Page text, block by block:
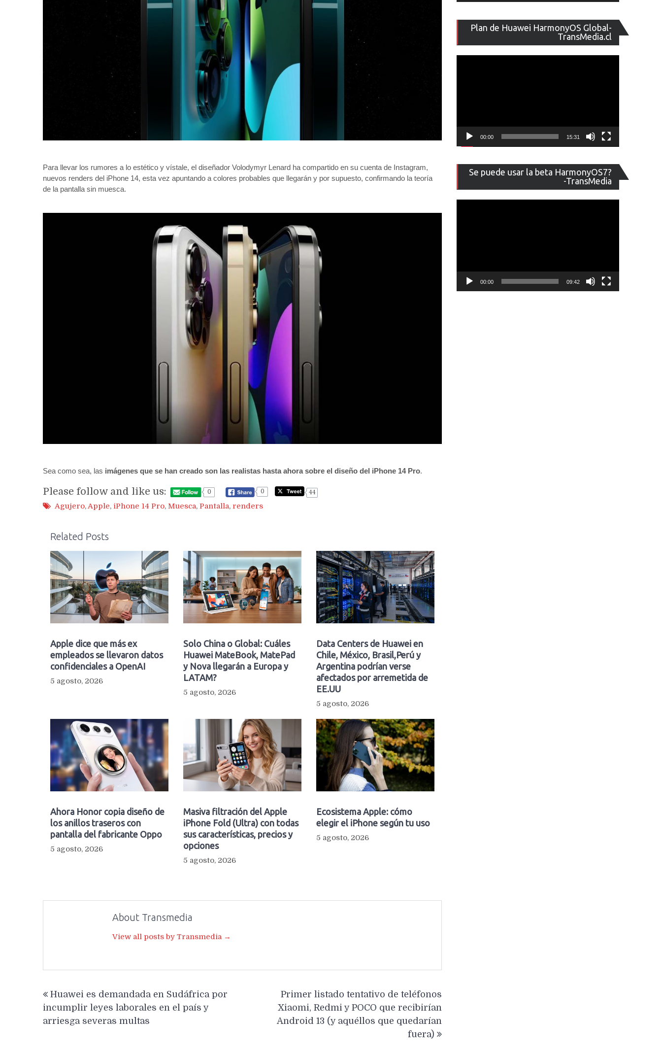
Para llevar los rumores a lo estético y vístale, el diseñador Volodymyr Lenard ha compartido en su cuenta de Instagram,
nuevos renders del iPhone 14, esta vez apuntando a colores probables que llegarán y por supuesto, confirmando la teoría
de la pantalla sin muesca.
Sea como sea, las imágenes que se han creado son las realistas hasta ahora sobre el diseño del iPhone 14 Pro.
Please follow and like us: 0 0 44
Agujero,Apple, iPhone 14 Pro, Muesca, Pantalla, renders
Related Posts
Apple dice que más ex
empleados se llevaron datos
confidenciales a OpenAI
5 agosto, 2026
Solo China o Global: Cuáles
Huawei MateBook, MatePad
y Nova llegarán a Europa y
LATAM?
5 agosto, 2026
Data Centers de Huawei en
Chile, México, Brasil,Perú y
Argentina podrían verse
afectados por arremetida de
EE.UU
5 agosto, 2026
Ahora Honor copia diseño de
los anillos traseros con
pantalla del fabricante Oppo
5 agosto, 2026
Masiva filtración del Apple
iPhone Fold (Ultra) con todas
sus características, precios y
opciones
5 agosto, 2026
Ecosistema Apple: cómo
elegir el iPhone según tu uso
5 agosto, 2026
About Transmedia
View all posts by Transmedia →
de
entradas
Huawei es demandada en Sudáfrica por
incumplir leyes laborales en el país y
arriesga severas multas
Primer listado tentativo de teléfonos
Xiaomi, Redmi y POCO que recibirían
Android 13 (y aquéllos que quedarían
fuera)
Plan de Huawei HarmonyOS Global-
TransMedia.cl
de
vídeo
00:00 15:31
Se puede usar la beta HarmonyOS7?
-TransMedia
de
vídeo
00:00 09:42